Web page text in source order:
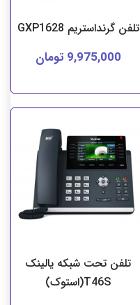
تلفن گرنداستریم GXP1628
9,975,000 تومان
تلفن تحت شبکه یالینک
T46S(استوک)